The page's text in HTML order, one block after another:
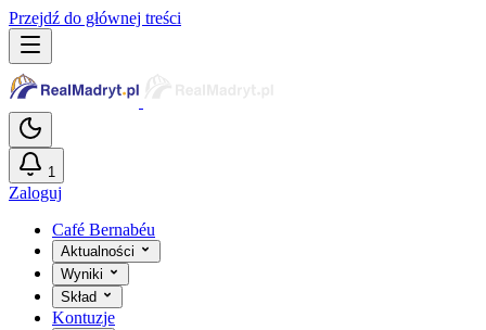
Przejdź do głównej treści
1
Zaloguj
Café Bernabéu
Aktualności
Wyniki
Skład
Kontuzje